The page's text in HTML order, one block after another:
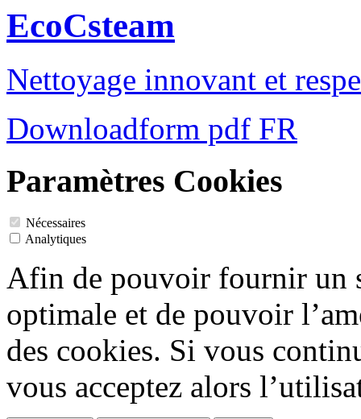
EcoCsteam
Nettoyage innovant et
Downloadform pdf FR
Paramètres Cookies
Nécessaires
Analytiques
Afin de pouvoir fournir un
optimale et de pouvoir
des cookies. Si vous
vous acceptez alors